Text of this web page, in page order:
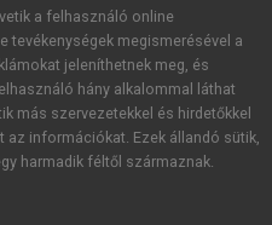
akcióiról.
Kiadó Zrt. újdonságairól,
a felhasználó online
tevékenységek megismerésével a
jeleníthetnek meg, és
hány alkalommal láthat
más szervezetekkel és hirdetőkkel
az információkat. Ezek állandó sütik,
harmadik féltől származnak.